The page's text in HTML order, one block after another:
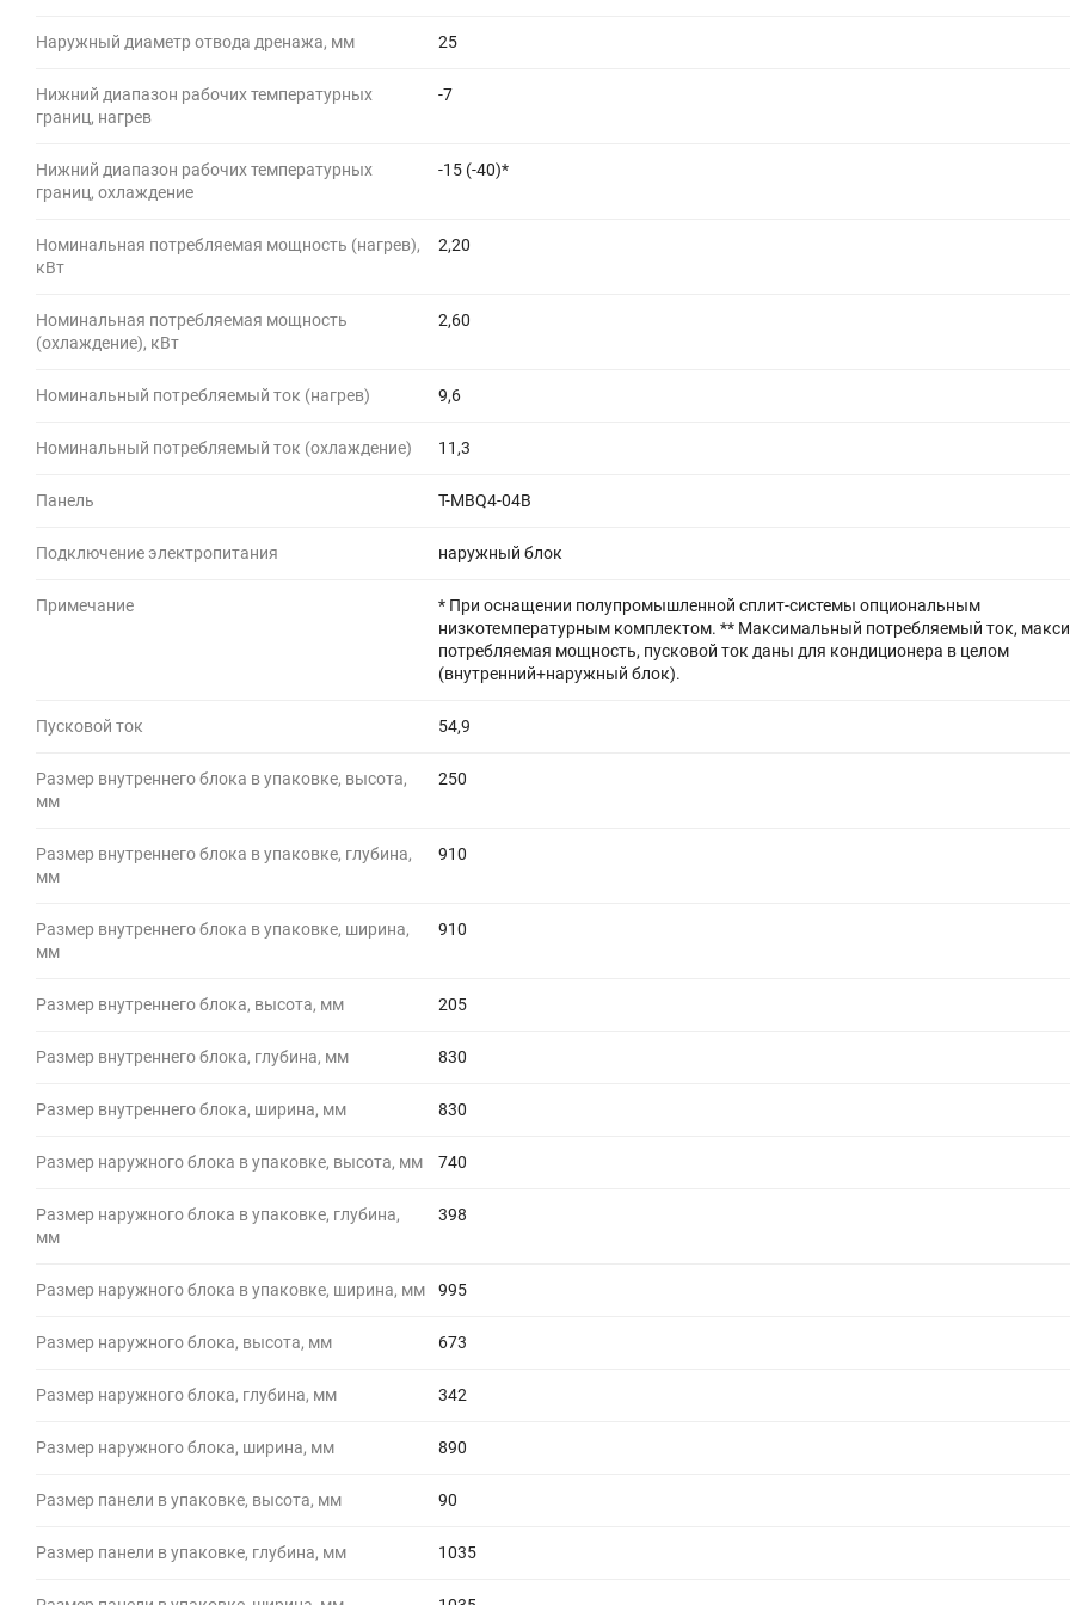
Наружный диаметр отвода дренажа, мм 25
Нижний диапазон рабочих температурных
границ, нагрев
-7
Нижний диапазон рабочих температурных
границ, охлаждение
-15 (-40)*
Номинальная потребляемая мощность (нагрев),
кВт
2,20
Номинальная потребляемая мощность
(охлаждение), кВт
2,60
Номинальный потребляемый ток (нагрев) 9,6
Номинальный потребляемый ток (охлаждение) 11,3
Панель T-MBQ4-04B
Подключение электропитания наружный блок
Примечание
* При оснащении полупромышленной сплит-системы опциональным
низкотемпературным комплектом. ** Максимальный потребляемый ток,
потребляемая мощность, пусковой ток даны для кондиционера в целом
(внутренний+наружный блок).
Пусковой ток 54,9
Размер внутреннего блока в упаковке, высота,
мм
250
Размер внутреннего блока в упаковке, глубина,
мм
910
Размер внутреннего блока в упаковке, ширина,
мм
910
Размер внутреннего блока, высота, мм 205
Размер внутреннего блока, глубина, мм 830
Размер внутреннего блока, ширина, мм 830
Размер наружного блока в упаковке, высота, мм 740
Размер наружного блока в упаковке, глубина,
мм
398
Размер наружного блока в упаковке, ширина, мм 995
Размер наружного блока, высота, мм 673
Размер наружного блока, глубина, мм 342
Размер наружного блока, ширина, мм 890
Размер панели в упаковке, высота, мм 90
Размер панели в упаковке, глубина, мм 1035